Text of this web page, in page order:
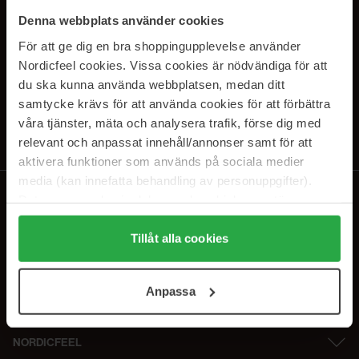
Denna webbplats använder cookies
För att ge dig en bra shoppingupplevelse använder
Nordicfeel cookies. Vissa cookies är nödvändiga för att
du ska kunna använda webbplatsen, medan ditt
samtycke krävs för att använda cookies för att förbättra
våra tjänster, mäta och analysera trafik, förse dig med
relevant och anpassat innehåll/annonser samt för att
aktivera funktioner som används på sociala medier
media (kan innefatta behandling av personuppgifter).
Genom att trycka på "Tillåt alla cookies" accepterar du
alla cookies, medan du under "Detaljer" kan anpassa
användningen av cookies. Du kan när som helst återkalla
samt vår Integritetspolicy.
Tillåt alla cookies
Anpassa
SUBSCRIBE TO OUR
NEWSLETTER
E-postadresse
Ved å abonnere godtar du vårpersonvernerklæring. Du kan melde deg
NORDICFEEL